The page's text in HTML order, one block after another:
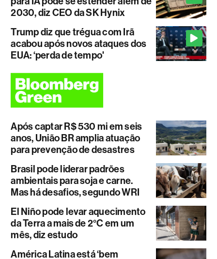
2030, diz CEO da SK Hynix
Trump diz que trégua com Irã
acabou após novos ataques dos
EUA: ‘perda de tempo'
Após captar R$ 530 mi em seis
anos, União BR amplia atuação
para prevenção de desastres
Brasil pode liderar padrões
ambientais para soja e carne.
Mas há desafios, segundo WRI
El Niño pode levar aquecimento
da Terra a mais de 2°C em um
mês, diz estudo
América Latina está ‘bem